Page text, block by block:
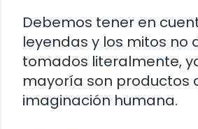
Debemos tener en
leyendas y los mitos no
tomados literalmente,
mayoría son productos
imaginación humana.